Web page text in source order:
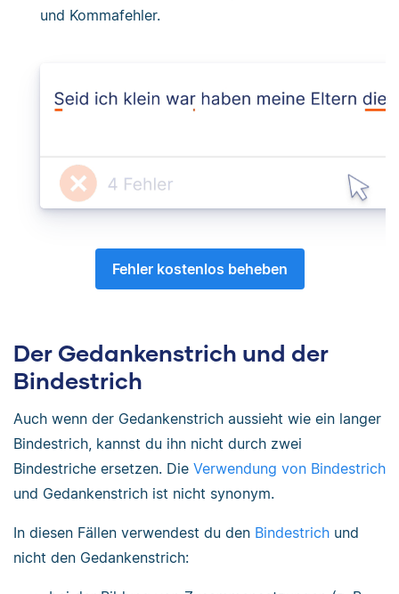
und Kommafehler.
Fehler kostenlos beheben
Der Gedankenstrich und der
Bindestrich
Auch wenn der Gedankenstrich aussieht wie ein langer
Bindestrich, kannst du ihn nicht durch zwei
Bindestriche ersetzen. Die Verwendung von Bindestrich
und Gedankenstrich ist nicht synonym.
In diesen Fällen verwendest du den Bindestrich und
nicht den Gedankenstrich: